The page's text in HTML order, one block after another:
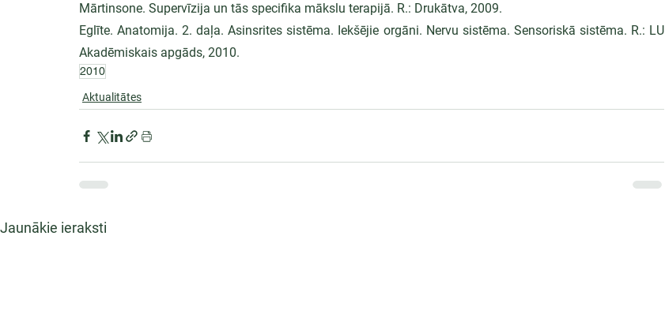
Mārtinsone. Supervīzija un tās specifika mākslu terapijā. R.: Drukātva, 2009.
Eglīte. Anatomija. 2. daļa. Asinsrites sistēma. Iekšējie orgāni. Nervu sistēma. Sensoriskā sistēma. R.: LU
Akadēmiskais apgāds, 2010.
2010
Aktualitātes
Jaunākie ieraksti